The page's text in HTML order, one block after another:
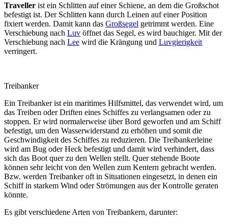
Traveller ist ein Schlitten auf einer Schiene, an dem die Großschot
befestigt ist. Der Schlitten kann durch Leinen auf einer Position
fixiert werden. Damit kann das Großsegel getrimmt werden. Eine
Verschiebung nach Luv öffnet das Segel, es wird bauchiger. Mit der
Verschiebung nach Lee wird die Krängung und Luvgierigkeit
verringert.
Treibanker
Ein Treibanker ist ein maritimes Hilfsmittel, das verwendet wird, um
das Treiben oder Driften eines Schiffes zu verlangsamen oder zu
stoppen. Er wird normalerweise über Bord geworfen und am Schiff
befestigt, um den Wasserwiderstand zu erhöhen und somit die
Geschwindigkeit des Schiffes zu reduzieren. Die Treibankerleine
wird am Bug oder Heck befestigt und damit wird verhindert, dass
sich das Boot quer zu den Wellen stellt. Quer stehende Boote
können sehr leicht von den Wellen zum Kentern gebracht werden.
Bzw. werden Treibanker oft in Situationen eingesetzt, in denen ein
Schiff in starkem Wind oder Strömungen aus der Kontrolle geraten
könnte.
Es gibt verschiedene Arten von Treibankern, darunter: